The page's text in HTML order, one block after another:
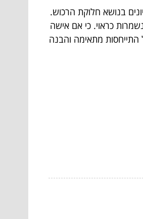
בנושא חלוקת הרכוש.
כראוי. כי אם אישה
מתאימה והבנה